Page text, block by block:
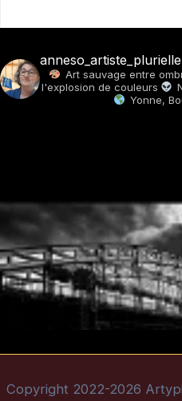
anneso_artiste_plurielle
Art sauvage entre
l'explosion de couleurs
Yonne,
Copyright 2022-2026